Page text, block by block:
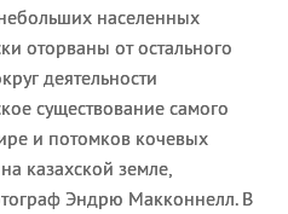
населенных
оторваны от остального
деятельности
существование самого
и потомков кочевых
казахской земле,
Эндрю Макконнелл. В